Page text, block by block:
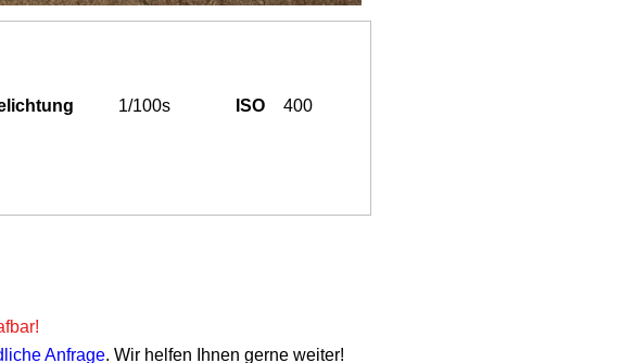
1/100s ISO
400
Anfrage. Wir helfen Ihnen gerne weiter!